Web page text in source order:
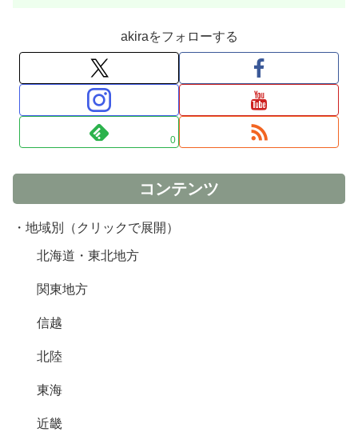
akiraをフォローする
0
コンテンツ
・地域別（クリックで展開）
北海道・東北地方
関東地方
信越
北陸
東海
近畿